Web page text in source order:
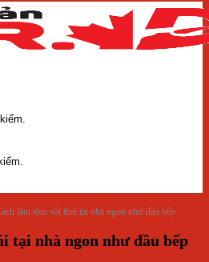
làm tôm sốt thái tại nhà ngon như đầu bếp
tại nhà ngon như đầu bếp